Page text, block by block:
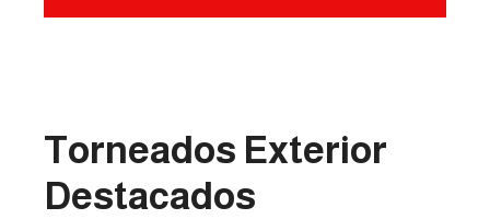
Torneados Exterior
Destacados